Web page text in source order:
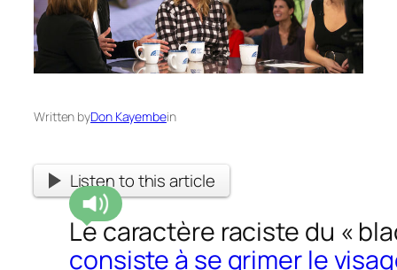
Written byDon Kayembein
Listen to this article
Le caractère raciste du «
consiste à se grimer le